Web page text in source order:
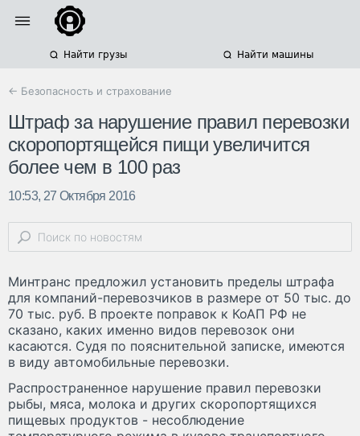
Найти грузы Найти машины
← Безопасность и страхование
Штраф за нарушение правил перевозки
скоропортящейся пищи увеличится
более чем в 100 раз
10:53, 27 Октября 2016
Минтранс предложил установить пределы штрафа
для компаний-перевозчиков в размере от 50 тыс. до
70 тыс. руб. В проекте поправок к КоАП РФ не
сказано, каких именно видов перевозок они
касаются. Судя по пояснительной записке, имеются
в виду автомобильные перевозки.
Распространенное нарушение правил перевозки
рыбы, мяса, молока и других скоропортящихся
пищевых продуктов - несоблюдение